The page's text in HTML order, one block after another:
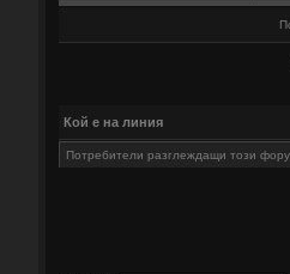
Кой е на линия
Потребители разглеждащи този